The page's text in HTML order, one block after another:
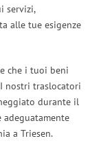
servizi,
alle tue esigenze
che i tuoi beni
nostri traslocatori
durante il
a Triesen.